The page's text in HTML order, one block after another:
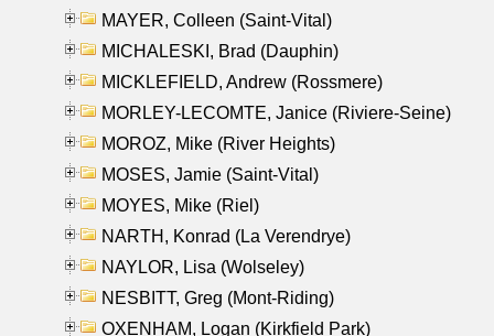
MAYER, Colleen (Saint-Vital)
MICHALESKI, Brad (Dauphin)
MICKLEFIELD, Andrew (Rossmere)
MORLEY-LECOMTE, Janice (Riviere-Seine)
MOROZ, Mike (River Heights)
MOSES, Jamie (Saint-Vital)
MOYES, Mike (Riel)
NARTH, Konrad (La Verendrye)
NAYLOR, Lisa (Wolseley)
NESBITT, Greg (Mont-Riding)
OXENHAM, Logan (Kirkfield Park)